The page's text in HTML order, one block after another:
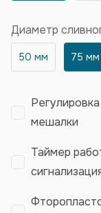
Диаметр
50 мм 75 мм
мешалки
Таймер